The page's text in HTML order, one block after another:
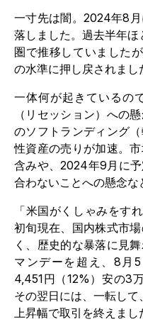
一寸先は闇。2024年8
落しました。過去半年
圏で推移していました
の水準に押し戻されまし
一体何が起きているの
（リセッション）への
のソフトランディング
性資産の売りが加速。
含みや、2024年9月に
合わないことへの懸念な
「米国がくしゃみをす
初旬現在、国内株式市
く、歴史的な暴落に見
マンデーを超え、8月
4,451円（12%）安の3
その翌日には、一転し
上昇幅で取引を終えまし